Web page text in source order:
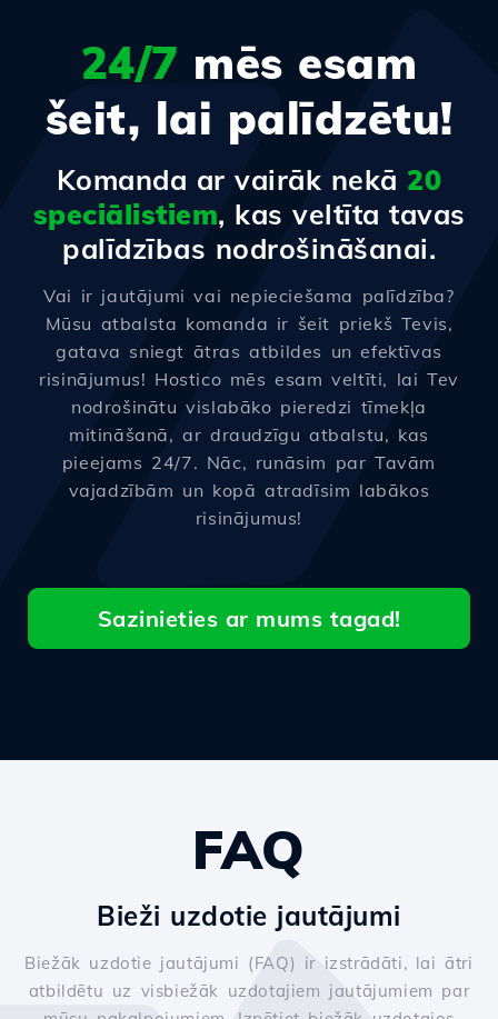
24/7 mēs esam
šeit, lai palīdzētu!
Komanda ar vairāk nekā 20
speciālistiem, kas veltīta tavas
palīdzības nodrošināšanai.
Vai ir jautājumi vai nepieciešama palīdzība?
Mūsu atbalsta komanda ir šeit priekš Tevis,
gatava sniegt ātras atbildes un efektīvas
risinājumus! Hostico mēs esam veltīti, lai Tev
nodrošinātu vislabāko pieredzi tīmekļa
mitināšanā, ar draudzīgu atbalstu, kas
pieejams 24/7. Nāc, runāsim par Tavām
vajadzībām un kopā atradīsim labākos
risinājumus!
Sazinieties ar mums tagad!
FAQ
Bieži uzdotie jautājumi
Biežāk uzdotie jautājumi (FAQ) ir izstrādāti, lai ātri
atbildētu uz visbiežāk uzdotajiem jautājumiem par